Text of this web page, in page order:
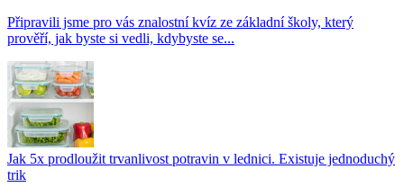
Připravili jsme pro vás znalostní kvíz ze základní školy, který
prověří, jak byste si vedli, kdybyste se...
Jak 5x prodloužit trvanlivost potravin v lednici. Existuje jednoduchý
trik